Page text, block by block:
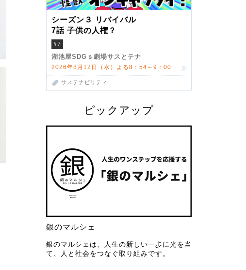
シーズン３ リバイバル
7話 子供の人権？
#7
湖池屋SDGｓ劇場サスとテナ
2026年8月12日（水）よる8：54～9：00
サステナビリティ
ピックアップ
銀のマルシェ
銀のマルシェは、人生の新しい一歩に光を当
て、人と社会をつなぐ取り組みです。